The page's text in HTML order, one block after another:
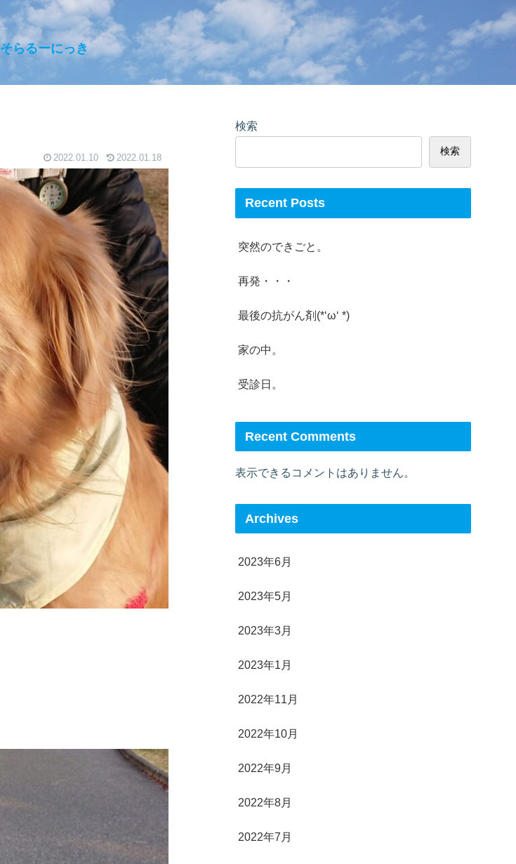
そらるーにっき
2022.01.10 2022.01.18
検索
検索
Recent Posts
突然のできごと。
再発・・・
最後の抗がん剤(*‘ω‘ *)
家の中。
受診日。
Recent Comments
表示できるコメントはありません。
Archives
2023年6月
2023年5月
2023年3月
2023年1月
2022年11月
2022年10月
2022年9月
2022年8月
2022年7月